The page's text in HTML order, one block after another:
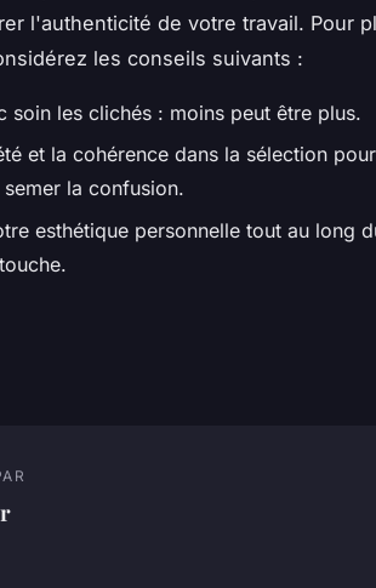
l'authenticité de votre travail. Pour
les conseils suivants :
soin les clichés : moins peut être plus.
et la cohérence dans la sélection
la confusion.
esthétique personnelle tout au long